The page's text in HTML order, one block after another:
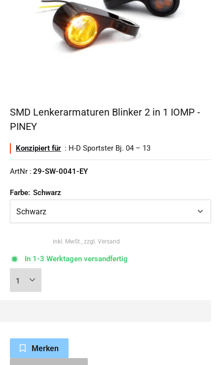
SMD Lenkerarmaturen Blinker 2 in 1 IOMP -
PINEY
Konzipiert für : H-D Sportster Bj. 04 – 13
ArtNr : 29-SW-0041-EY
Farbe: Schwarz
inkl. MwSt., zzgl. Versand
In 1-3 Werktagen versandfertig
Merken